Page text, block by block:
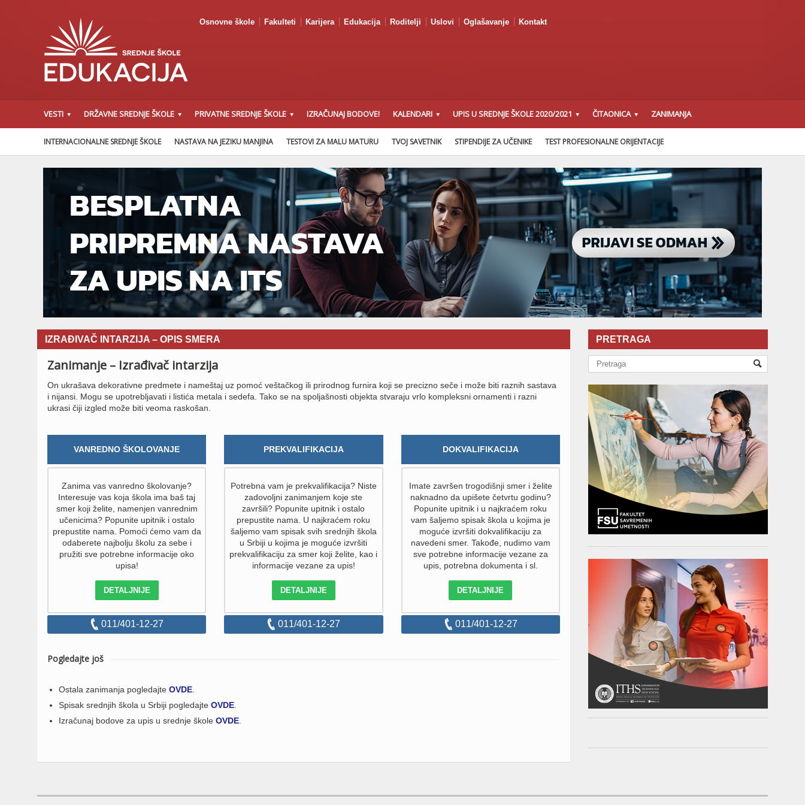
Osnovne škole Fakulteti Karijera Edukacija Roditelji Uslovi Oglašavanje Kontakt
VESTI DRŽAVNE SREDNJE ŠKOLE PRIVATNE SREDNJE ŠKOLE IZRAČUNAJ BODOVE! KALENDARI UPIS U SREDNJE ŠKOLE 2020/2021 ČITAONICA ZANIMANJA
INTERNACIONALNE SREDNJE ŠKOLE NASTAVA NA JEZIKU MANJINA TESTOVI ZA MALU MATURU TVOJ SAVETNIK STIPENDIJE ZA UČENIKE TEST PROFESIONALNE ORIJENTACIJE
IZRAĐIVAČ INTARZIJA – OPIS SMERA
Zanimanje – Izrađivač intarzija
On ukrašava dekorativne predmete i nameštaj uz pomoć veštačkog ili prirodnog furnira koji se precizno seče i može biti raznih sastava
i nijansi. Mogu se upotrebljavati i listića metala i sedefa. Tako se na spoljašnosti objekta stvaraju vrlo kompleksni ornamenti i razni
ukrasi čiji izgled može biti veoma raskošan.
VANREDNO ŠKOLOVANJE
Zanima vas vanredno školovanje?
Interesuje vas koja škola ima baš taj
smer koji želite, namenjen vanrednim
učenicima? Popunite upitnik i ostalo
prepustite nama. Pomoći ćemo vam da
odaberete najbolju školu za sebe i
pružiti sve potrebne informacije oko
upisa!
DETALJNIJE
011/401-12-27
PREKVALIFIKACIJA
Potrebna vam je prekvalifikacija? Niste
zadovoljni zanimanjem koje ste
završili? Popunite upitnik i ostalo
prepustite nama. U najkraćem roku
šaljemo vam spisak svih srednjih škola
u Srbiji u kojima je moguće izvršiti
prekvalifikaciju za smer koji želite, kao i
informacije vezane za upis!
DETALJNIJE
011/401-12-27
DOKVALIFIKACIJA
Imate završen trogodišnji smer i želite
naknadno da upišete četvrtu godinu?
Popunite upitnik i u najkraćem roku
vam šaljemo spisak škola u kojima je
moguće izvršiti dokvalifikaciju za
navedeni smer. Takođe, nudimo vam
sve potrebne informacije vezane za
upis, potrebna dokumenta i sl.
DETALJNIJE
011/401-12-27
Pogledajte još
Ostala zanimanja pogledajte OVDE
Spisak srednjih škola u Srbiji pogledajte OVDE
Izračunaj bodove za upis u srednje škole OVDE
PRETRAGA